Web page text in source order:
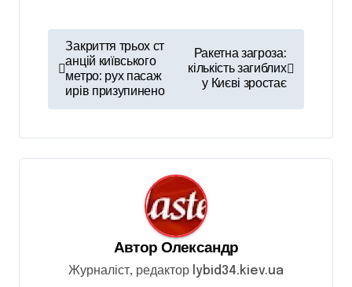
г
Закриття трьох ст
анцій київського
метро: рух пасаж
ирів призупинено
Ракетна загроза:
кількість загиблих
у Києві зростає
Автор Олександр
Журналіст, редактор lybid34.kiev.ua